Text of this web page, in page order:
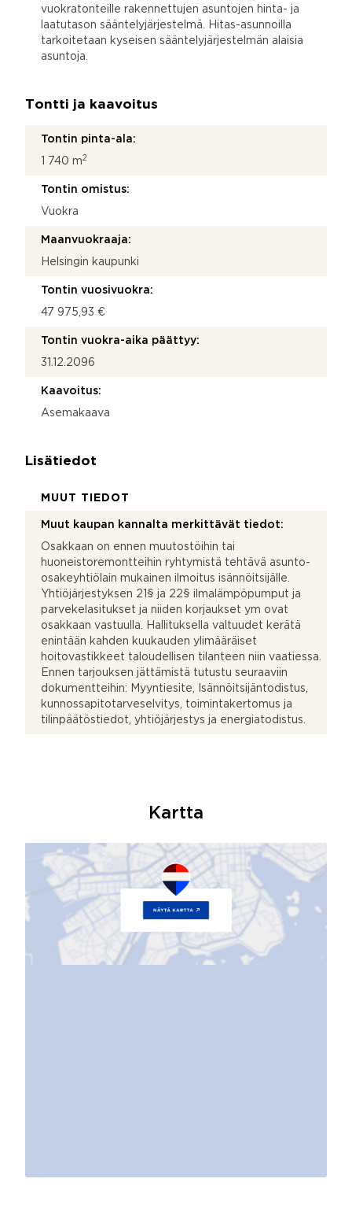
vuokratonteille rakennettujen asuntojen hinta- ja
laatutason sääntelyjärjestelmä. Hitas-asunnoilla
tarkoitetaan kyseisen sääntelyjärjestelmän alaisia
asuntoja.
Tontti ja kaavoitus
Tontin pinta-ala:
1 740 m2
Tontin omistus:
Vuokra
Maanvuokraaja:
Helsingin kaupunki
Tontin vuosivuokra:
47 975,93 €
Tontin vuokra-aika päättyy:
31.12.2096
Kaavoitus:
Asemakaava
Lisätiedot
MUUT TIEDOT
Muut kaupan kannalta merkittävät tiedot:
Osakkaan on ennen muutostöihin tai
huoneistoremontteihin ryhtymistä tehtävä asunto-
osakeyhtiölain mukainen ilmoitus isännöitsijälle.
Yhtiöjärjestyksen 21§ ja 22§ ilmalämpöpumput ja
parvekelasitukset ja niiden korjaukset ym ovat
osakkaan vastuulla. Hallituksella valtuudet kerätä
enintään kahden kuukauden ylimääräiset
hoitovastikkeet taloudellisen tilanteen niin vaatiessa.
Ennen tarjouksen jättämistä tutustu seuraaviin
dokumentteihin: Myyntiesite, Isännöitsijäntodistus,
kunnossapitotarveselvitys, toimintakertomus ja
tilinpäätöstiedot, yhtiöjärjestys ja energiatodistus.
Kartta